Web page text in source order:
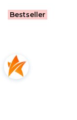
Bestseller